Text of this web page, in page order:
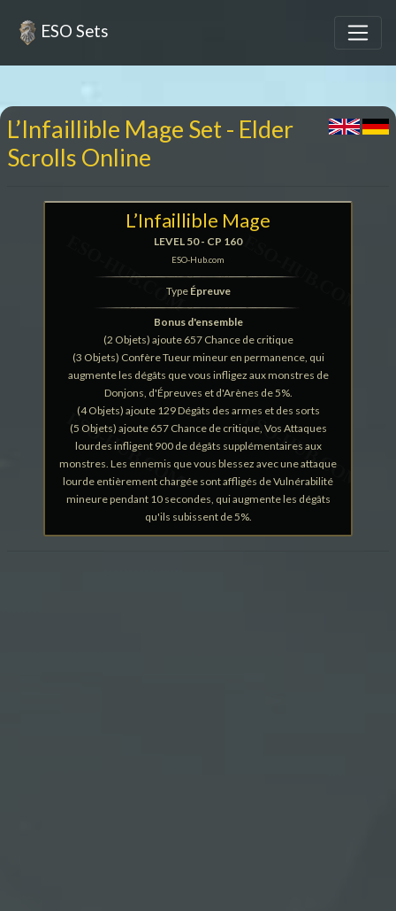
ESO Sets
L’Infaillible Mage Set - Elder
Scrolls Online
L’Infaillible Mage
LEVEL 50 - CP 160
ESO-Hub.com
Type Épreuve
Bonus d'ensemble
(2 Objets) ajoute 657 Chance de critique
(3 Objets) Confère Tueur mineur en permanence, qui
augmente les dégâts que vous infligez aux monstres de
Donjons, d'Épreuves et d'Arènes de 5%.
(4 Objets) ajoute 129 Dégâts des armes et des sorts
(5 Objets) ajoute 657 Chance de critique, Vos Attaques
lourdes infligent 900 de dégâts supplémentaires aux
monstres. Les ennemis que vous blessez avec une attaque
lourde entièrement chargée sont affligés de Vulnérabilité
mineure pendant 10 secondes, qui augmente les dégâts
qu'ils subissent de 5%.